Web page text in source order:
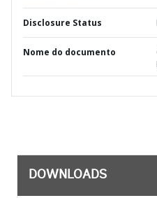
Disclosure Status
Nome do documento
DOWNLOADS